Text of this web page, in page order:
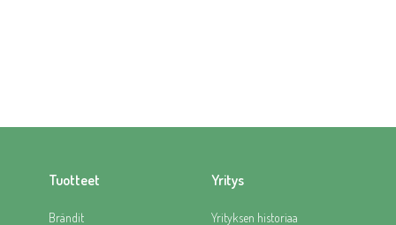
Tuotteet
Brändit
Yritys
Yrityksen historiaa